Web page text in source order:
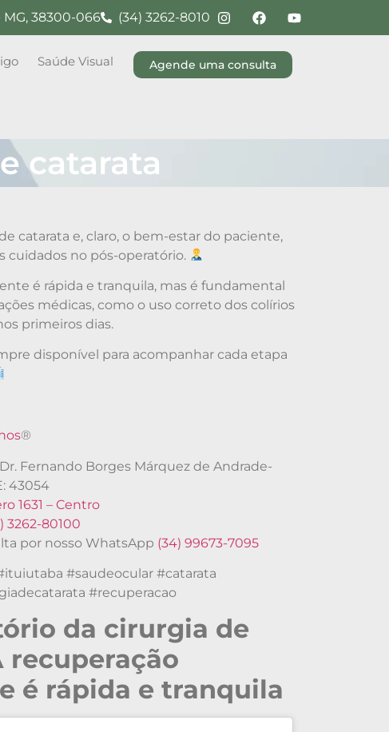
MG, 38300-066 (34) 3262-8010
Saúde Visual Agende uma consulta
catarata
catarata e, claro, o bem-estar do paciente,
no pós-operatório.
é rápida e tranquila, mas é fundamental
médicas, como o uso correto dos colírios
primeiros dias.
disponível para acompanhar cada etapa
®
Fernando Borges Márquez de Andrade-
43054
1631 – Centro
3262-80100
por nosso WhatsApp (34) 99673-7095
#saudeocular #catarata
#recuperacao
da cirurgia de
recuperação
é rápida e tranquila